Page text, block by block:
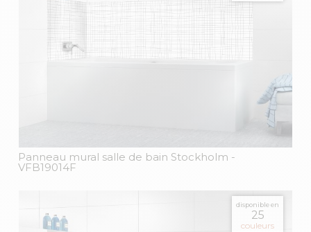
Panneau mural salle de bain Stockholm -
VFB19014F
disponible en
25
couleurs